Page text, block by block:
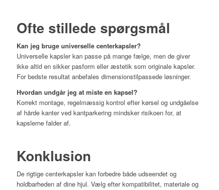
Ofte stillede spørgsmål
Kan jeg bruge universelle centerkapsler?
Universelle kapsler kan passe på mange fælge, men de giver
ikke altid en sikker pasform eller æstetik som originale kapsler.
For bedste resultat anbefales dimensionstilpassede løsninger.
Hvordan undgår jeg at miste en kapsel?
Korrekt montage, regelmæssig kontrol efter kørsel og undgåelse
af hårde kanter ved kantparkering mindsker risikoen for, at
kapslerne falder af.
Konklusion
De rigtige centerkapsler kan forbedre både udseendet og
holdbarheden af dine hjul. Vælg efter kompatibilitet, materiale og